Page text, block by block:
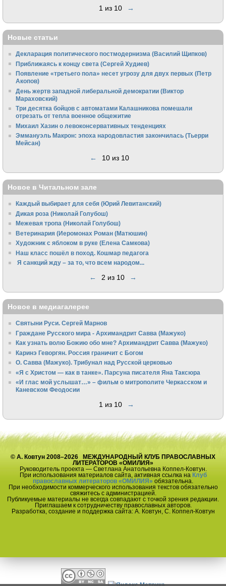
1 из 10 →
Новые статьи
Декларация политического постмодернизма (Василий Щипков)
Приближаясь к концу света (Сергей Худиев)
Появление «третьего пола» несет угрозу для двух первых (Петр
Акопов)
День жертв западной либеральной демократии (Виктор
Мараховский)
Три десятка бойцов с автоматами Калашникова помешали
отрезать от тепла военное общежитие
Михаил Хазин о левоконсервативных тенденциях
Эммануэль Макрон: эпоха народовластия закончилась (Тьерри
Мейсан)
← 10 из 10
Новое в Читальном зале
Каждый выбирает для себя (Юрий Левитанский)
Дикая роза (Николай Голубош)
Межевая тропа (Николай Голубош)
Ветеринария (Иеромонах Роман (Матюшин)
Художник с яблоком в руке (Елена Самкова)
Наш класс пошёл в поход. Кошмар педагога
Я санкций жду – за то, что всем народом...
← 2 из 10 →
Новое в медиагалерее
Святыни Руси. Сергей Марнов
Граждане Русского мира - Архимандрит Савва (Мажуко)
Как узнать волю Божию обо мне? Архимандрит Савва (Мажуко)
Каринэ Геворгян. Россия граничит с Богом
О. Савва (Мажуко). Трибунал над Русской церковью
«Я с Христом — как в танке». Парсуна писателя Яна Таксюра
«И глас мой услышат…» – фильм о митрополите Черкасском и
Каневском Феодосии
1 из 10 →
© А. Ковтун 2008–2026 МЕЖДУНАРОДНЫЙ КЛУБ ПРАВОСЛАВНЫХ
ЛИТЕРАТОРОВ «ОМИЛИЯ»
Руководитель проекта — Светлана Анатольевна Коппел-Ковтун.
При использования материалов сайта, активная ссылка на Клуб
православных литераторов «ОМИЛИЯ» обязательна.
При необходимости коммерческого использования текстов обязательно
свяжитесь с администрацией.
Публикуемые материалы не всегда совпадают с точкой зрения редакции.
Приглашаем к сотрудничеству православных авторов.
Разработка, создание и поддержка сайта: А. Ковтун, С. Коппел-Ковтун